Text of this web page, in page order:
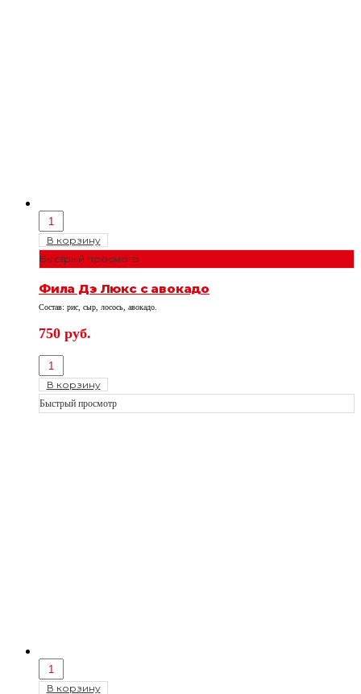
В корзину
Быстрый просмотр
Фила Дэ Люкс с авокадо
Состав: рис, сыр, лосось, авокадо.
750 руб.
В корзину
Быстрый просмотр
В корзину